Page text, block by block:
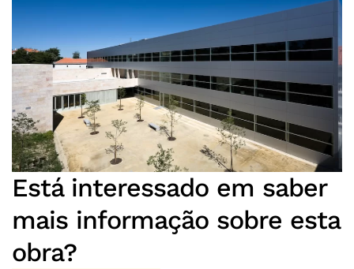
Está interessado em saber
mais informação sobre esta
obra?